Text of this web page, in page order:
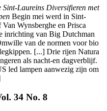
Sint-Laureins Diversifieren met
Begin mei werd in Sint-
Wynsberghe en Prisca
inrichting van Big Dutchman
van de normen voor bio
[...] Drie rijen Natura
als nacht-en dagverblijf.
led lampen aanwezig zijn om
34 No. 8